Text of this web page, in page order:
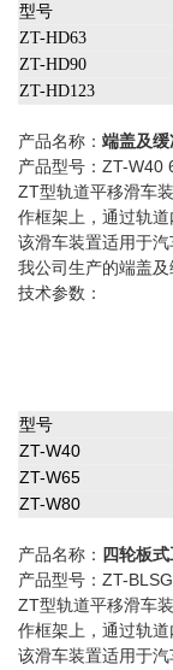
型号
ZT-HD63
ZT-HD90
ZT-HD123
产品名称： 端盖及缓
产品型号：ZT-W40
ZT型轨道平移滑车
作框架上，通过轨
该滑车装置适用于
我公司生产的端盖
技术参数：
型号
ZT-W40
ZT-W65
ZT-W80
产品名称： 四轮板
产品型号：ZT-
ZT型轨道平移滑车
作框架上，通过轨
该滑车装置适用于